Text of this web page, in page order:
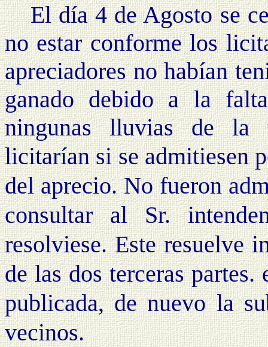
El día 4 de Agosto se
no estar conforme los
apreciadores no habían
ganado debido a la
ningunas lluvias de la
licitarían si se admitiesen
del aprecio. No fueron
consultar al Sr.
resolviese. Este resuelve
de las dos terceras
publicada, de nuevo la
vecinos.